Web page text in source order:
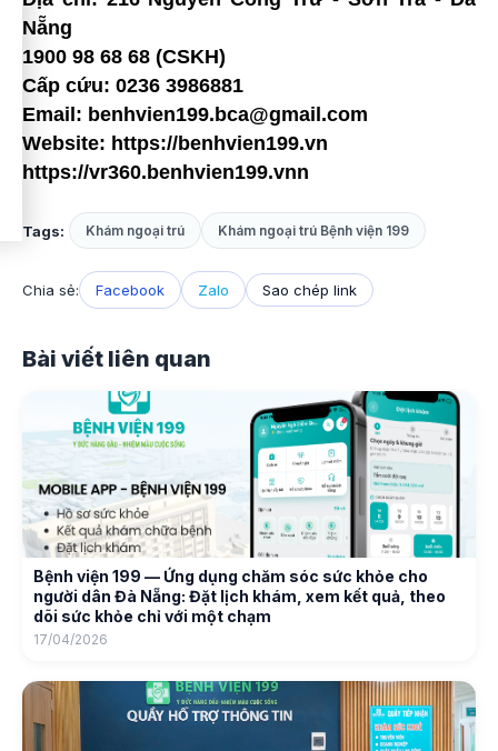
Nẵng
1900 98 68 68 (CSKH)
Cấp cứu: 0236 3986881
Email: ben hvien199.bca@gmail.com
Website: https://benhvien199.vn
https://vr360.benhvien199.vnn
Tags: Khám ngoại trú Khám ngoại trú Bệnh viện 199
Chia sẻ: Facebook Zalo Sao chép link
Bài viết liên quan
Bệnh viện 199 — Ứng dụng chăm sóc sức khỏe cho
người dân Đà Nẵng: Đặt lịch khám, xem kết quả, theo
dõi sức khỏe chỉ với một chạm
17/04/2026